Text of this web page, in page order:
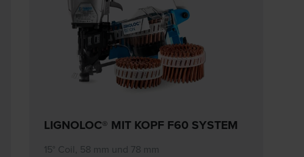
LIGNOLOC® MIT KOPF F60 SYSTEM
15° Coil, 58 mm und 78 mm